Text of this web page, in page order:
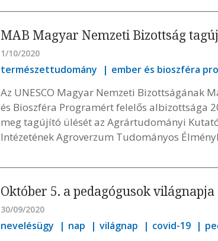
MAB Magyar Nemzeti Bizottság
1/10/2020
természettudomány ember és bioszféra
Az UNESCO Magyar Nemzeti Bizottságának
és Bioszféra Programért felelős albizottsága
meg tagújító ülését az Agrártudományi
Intézetének Agroverzum Tudományos
Október 5. a pedagógusok világnapja
30/09/2020
nevelésügy nap világnap covid-19